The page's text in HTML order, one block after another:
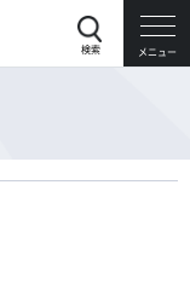
検索 メニュー